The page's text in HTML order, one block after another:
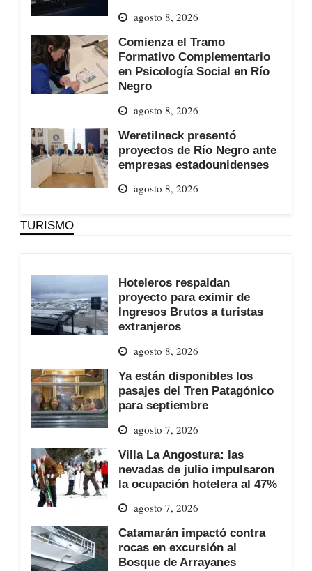
agosto 8, 2026
Comienza el Tramo
Formativo Complementario
en Psicología Social en Río
Negro
agosto 8, 2026
Weretilneck presentó
proyectos de Río Negro ante
empresas estadounidenses
agosto 8, 2026
TURISMO
Hoteleros respaldan
proyecto para eximir de
Ingresos Brutos a turistas
extranjeros
agosto 8, 2026
Ya están disponibles los
pasajes del Tren Patagónico
para septiembre
agosto 7, 2026
Villa La Angostura: las
nevadas de julio impulsaron
la ocupación hotelera al 47%
agosto 7, 2026
Catamarán impactó contra
rocas en excursión al
Bosque de Arrayanes